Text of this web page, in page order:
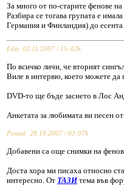
За много от по-старите фенове
Разбира се тогава групата е
Германия и Финландия) до есента
Edit: 02.11.2007 / 15:42h
По всичко личи, че вторият
Виле в интервю, което можете да
DVD-то ще бъде заснето в Лос
Анкетата за любимата ви песен
Posted: 28.10.2007 / 03:07h
Добавени са още снимки на
Доста хора ми писаха относно
интересно. От ТАЗИтема във